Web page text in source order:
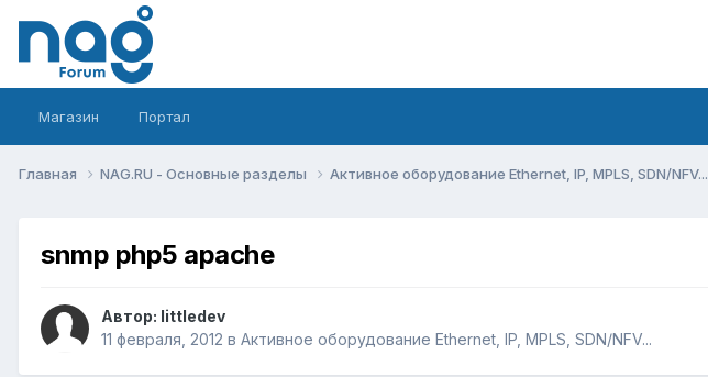
Магазин Портал
Главная NAG.RU - Основные разделы Активное оборудование Ethernet, IP, MPLS, SDN/NFV...
snmp php5 apache
Автор: littledev
11 февраля, 2012 в Активное оборудование Ethernet, IP, MPLS, SDN/NFV...